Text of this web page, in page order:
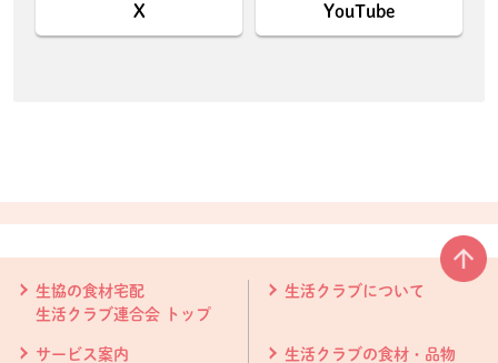
X YouTube
生協の食材宅配
生活クラブ連合会 トップ
生活クラブについて
サービス案内 生活クラブの食材・品物